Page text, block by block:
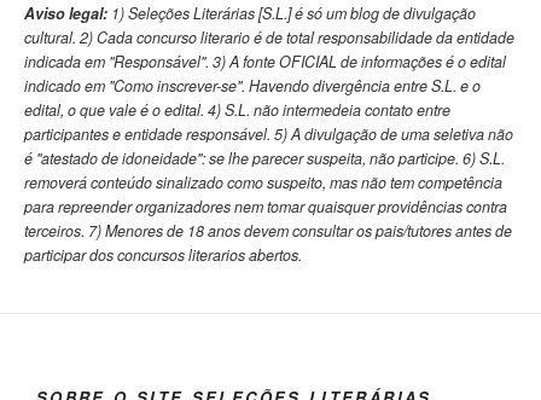
Aviso legal: 1) Seleções Literárias [S.L.] é só um blog de divulgação
cultural. 2) Cada concurso literario é de total responsabilidade da entidade
indicada em "Responsável". 3) A fonte OFICIAL de informações é o edital
indicado em "Como inscrever-se". Havendo divergência entre S.L. e o
edital, o que vale é o edital. 4) S.L. não intermedeia contato entre
participantes e entidade responsável. 5) A divulgação de uma seletiva não
é "atestado de idoneidade": se lhe parecer suspeita, não participe. 6) S.L.
removerá conteúdo sinalizado como suspeito, mas não tem competência
para repreender organizadores nem tomar quaisquer providências contra
terceiros. 7) Menores de 18 anos devem consultar os pais/tutores antes de
participar dos concursos literarios abertos.